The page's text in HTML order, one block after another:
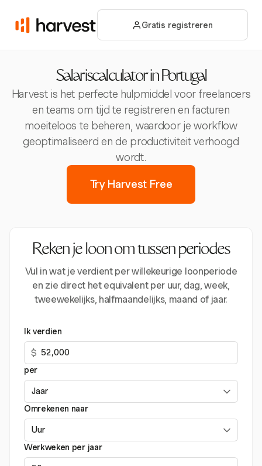
Gratis registreren
Salariscalculator in Portugal
Harvest is het perfecte hulpmiddel voor freelancers
en teams om tijd te registreren en facturen
moeiteloos te beheren, waardoor je workflow
geoptimaliseerd en de productiviteit verhoogd
wordt.
Try Harvest Free
Reken je loon om tussen periodes
Vul in wat je verdient per willekeurige loonperiode
en zie direct het equivalent per uur, dag, week,
tweewekelijks, halfmaandelijks, maand of jaar.
Ik verdien
$
per
Omrekenen naar
Werkweken per jaar